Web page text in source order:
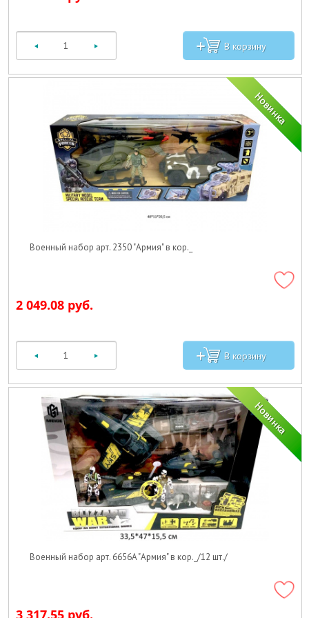
Военный набор арт. 2350 "Армия" в кор._
2 049.08 руб.
Военный набор арт. 6656A "Армия" в кор._/12 шт./
3 317.55 руб.